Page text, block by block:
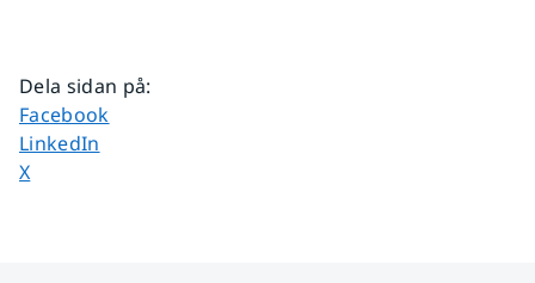
Dela sidan på:
Dela sidan på
Facebook
Dela sidan på
LinkedIn
Dela sidan på
X